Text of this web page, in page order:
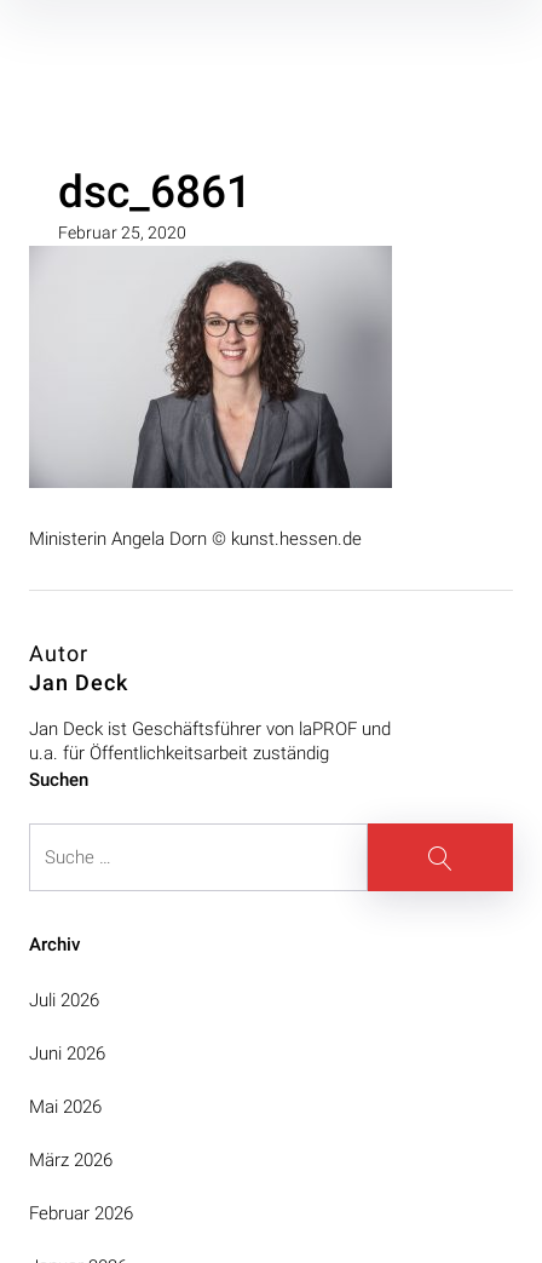
dsc_6861
Februar 25, 2020
Ministerin Angela Dorn © kunst.hessen.de
Autor
Jan Deck
Jan Deck ist Geschäftsführer von laPROF und
u.a. für Öffentlichkeitsarbeit zuständig
Beitragsnavigation
Suchen
Suche
Archiv
Juli 2026
Juni 2026
Mai 2026
März 2026
Februar 2026